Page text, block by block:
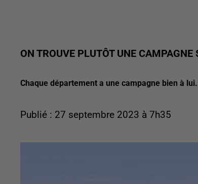
ON TROUVE PLUTÔT UNE
Chaque département a une campagne bien à lui.
Publié : 27 septembre 2023 à 7h35